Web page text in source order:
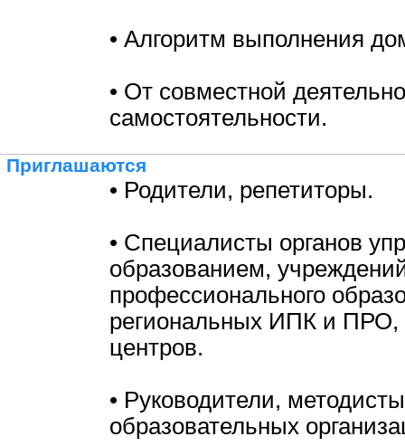
• Алгоритм выполнения
• От совместной
самостоятельности.
Приглашаются
• Родители, репетиторы.
• Специалисты органов
образованием,
профессионального
региональных ИПК и ПРО,
центров.
• Руководители,
образовательных